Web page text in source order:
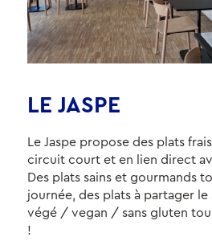
LE JASPE
Le Jaspe propose des plats
circuit court et en lien direct
Des plats sains et gourmands
journée, des plats à partager le
végé / vegan / sans gluten
!